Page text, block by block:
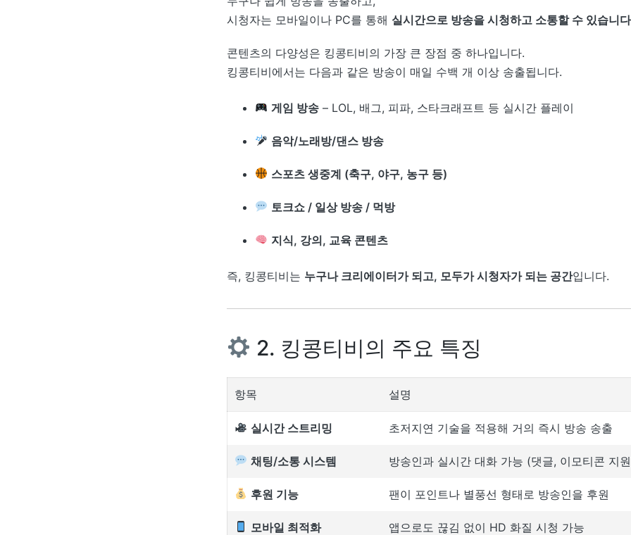
시청자는 모바일이나 PC를 통해 실시간으로 방송을 시청하고 소통할 수 있습니
콘텐츠의 다양성은 킹콩티비의 가장 큰 장점 중 하나입니다.
킹콩티비에서는 다음과 같은 방송이 매일 수백 개 이상 송출됩니다.
게임 방송 – LOL, 배그, 피파, 스타크래프트 등 실시간 플레이
음악/노래방/댄스 방송
스포츠 생중계 (축구, 야구, 농구 등)
토크쇼 / 일상 방송 / 먹방
지식, 강의, 교육 콘텐츠
즉, 킹콩티비는 누구나 크리에이터가 되고, 모두가 시청자가 되는 공간입니다.
2. 킹콩티비의 주요 특징
항목 설명
실시간 스트리밍 초저지연 기술을 적용해 거의 즉시 방송 송출
채팅/소통 시스템 방송인과 실시간 대화 가능 (댓글, 이모티콘 지
후원 기능 팬이 포인트나 별풍선 형태로 방송인을 후원
모바일 최적화 앱으로도 끊김 없이 HD 화질 시청 가능